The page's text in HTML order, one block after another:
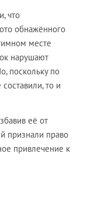
что
обнажённого
месте
нарушают
поскольку по
то и
её от
признали право
привлечение к